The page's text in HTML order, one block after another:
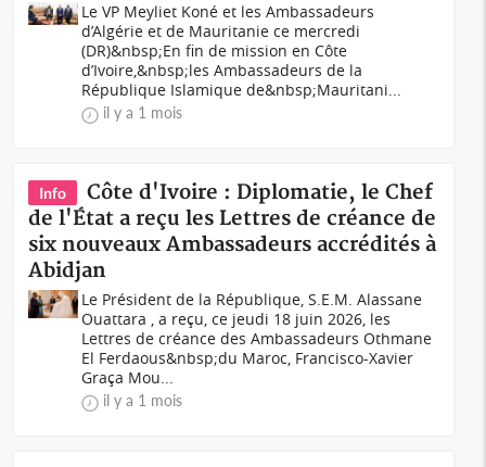
Le VP Meyliet Koné et les Ambassadeurs
d’Algérie et de Mauritanie ce mercredi
(DR)&nbsp;En fin de mission en Côte
d’Ivoire,&nbsp;les Ambassadeurs de la
République Islamique de&nbsp;Mauritani...
il y a 1 mois
Info
Côte d'Ivoire : Diplomatie, le Chef
de l'État a reçu les Lettres de créance de
six nouveaux Ambassadeurs accrédités à
Abidjan
Le Président de la République, S.E.M. Alassane
Ouattara , a reçu, ce jeudi 18 juin 2026, les
Lettres de créance des Ambassadeurs Othmane
El Ferdaous&nbsp;du Maroc, Francisco-Xavier
Graça Mou...
il y a 1 mois